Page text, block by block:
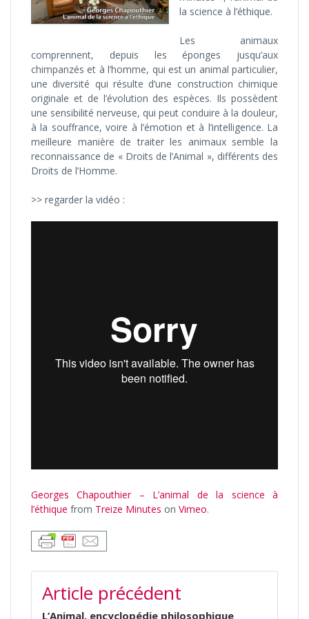
la science à l’éthique.
Les animaux
comprennent, depuis les éponges jusqu’aux
chimpanzés et à l’homme, qui est un animal particulier,
une diversité qui résulte d’une construction chimique
originale et de l’évolution des espèces. Ils possèdent
une sensibilité nerveuse, qui peut conduire à la douleur,
à la souffrance, voire à l’émotion et à l’intelligence. La
meilleure manière de traiter les animaux semble la
reconnaissance de « Droits de l’Animal », différents des
Droits de l’Homme.
>> regarder la vidéo :
Georges Chapouthier – L’animal de la science à
l’éthique from Treize Minutes on Vimeo.
NAVIGATION
DE
L’ARTICLE
Article précédent
L’Animal, encyclopédie philosophique